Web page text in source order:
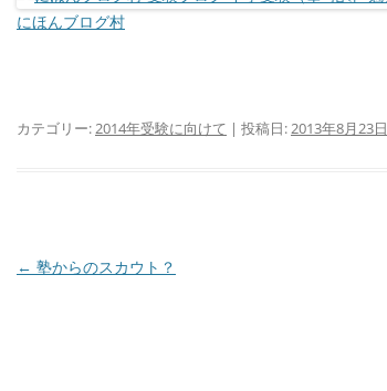
にほんブログ村
カテゴリー:2014年受験に向けて | 投稿日:2013年8月23日
投
← 塾からのスカウト？